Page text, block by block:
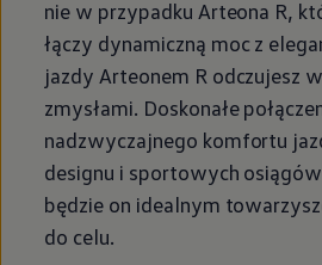
nie w przypadku Arteona R,
łączy dynamiczną moc z
jazdy Arteonem R odczujesz
zmysłami. Doskonałe
nadzwyczajnego komfortu
designu i sportowych
będzie on idealnym
do celu.